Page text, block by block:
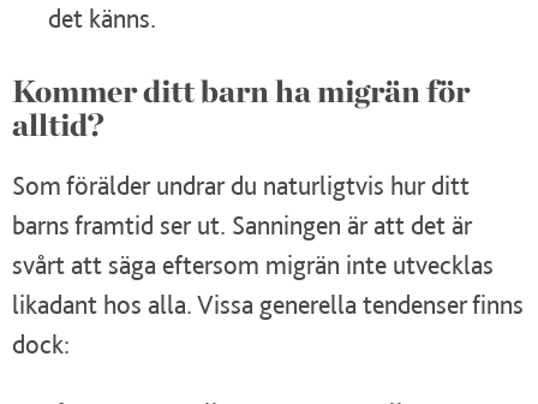
det känns.
Kommer ditt barn ha migrän för
alltid?
Som förälder undrar du naturligtvis hur ditt
barns framtid ser ut. Sanningen är att det är
svårt att säga eftersom migrän inte utvecklas
likadant hos alla. Vissa generella tendenser finns
dock: